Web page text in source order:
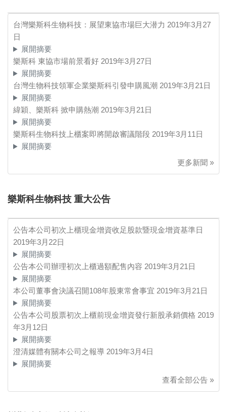
台灣樂斯科生物科技：展望東協市場巨大潜力 2019年3月27
日
展開摘要
樂斯科 東協市場前景看好 2019年3月27日
展開摘要
台灣生物科技領軍企業樂斯科引發申購風潮 2019年3月21日
展開摘要
緯穎、樂斯科 掀申購熱潮 2019年3月21日
展開摘要
樂斯科生物科技上櫃案即將開啟審議階段 2019年3月11日
展開摘要
更多新聞 »
樂斯科生物科技 重大公告
公告本公司初次上櫃現金增資收足股款暨現金增資基準日
2019年3月22日
展開摘要
公告本公司辦理初次上櫃過額配售內容 2019年3月21日
展開摘要
本公司董事會決議召開108年股東常會事宜 2019年3月21日
展開摘要
公告本公司股票初次上櫃前現金增資發行新股承銷價格 2019
年3月12日
展開摘要
澄清媒體有關本公司之報導 2019年3月4日
展開摘要
查看全部公告 »